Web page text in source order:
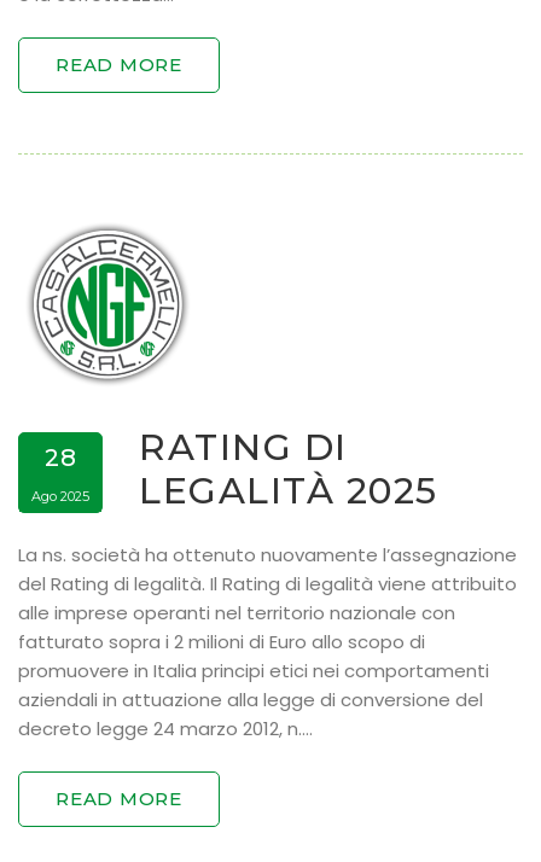
READ MORE
28
Ago 2025
RATING DI
LEGALITÀ 2025
La ns. società ha ottenuto nuovamente l’assegnazione
del Rating di legalità. Il Rating di legalità viene attribuito
alle imprese operanti nel territorio nazionale con
fatturato sopra i 2 milioni di Euro allo scopo di
promuovere in Italia principi etici nei comportamenti
aziendali in attuazione alla legge di conversione del
decreto legge 24 marzo 2012, n.…
READ MORE